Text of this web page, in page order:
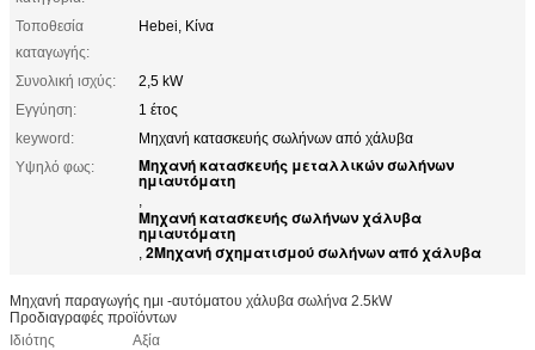
Τοποθεσία
καταγωγής:
Hebei, Κίνα
Συνολική ισχύς:
2,5 kW
Εγγύηση:
1 έτος
keyword:
Μηχανή κατασκευής σωλήνων από χάλυβα
Υψηλό φως:
Μηχανή κατασκευής μεταλλικών σωλήνων
ημιαυτόματη
,
Μηχανή κατασκευής σωλήνων χάλυβα
ημιαυτόματη
, 2Μηχανή σχηματισμού σωλήνων από χάλυβα
Μηχανή παραγωγής ημι -αυτόματου χάλυβα σωλήνα 2.5kW
Προδιαγραφές προϊόντων
Ιδιότης
Αξία